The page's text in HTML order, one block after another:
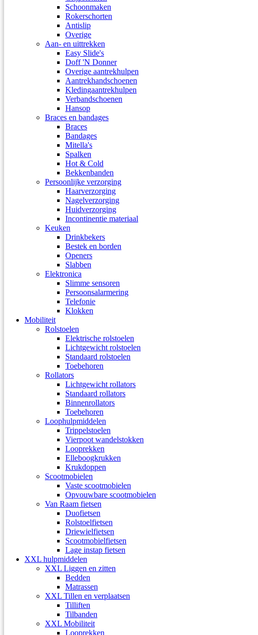
Schoonmaken
Rokerschorten
Antislip
Overige
Aan- en uittrekken
Easy Slide's
Doff 'N Donner
Overige aantrekhulpen
Aantrekhandschoenen
Kledingaantrekhulpen
Verbandschoenen
Hansop
Braces en bandages
Braces
Bandages
Mitella's
Spalken
Hot & Cold
Bekkenbanden
Persoonlijke verzorging
Haarverzorging
Nagelverzorging
Huidverzorging
Incontinentie materiaal
Keuken
Drinkbekers
Bestek en borden
Openers
Slabben
Elektronica
Slimme sensoren
Persoonsalarmering
Telefonie
Klokken
Mobiliteit
Rolstoelen
Elektrische rolstoelen
Lichtgewicht rolstoelen
Standaard rolstoelen
Toebehoren
Rollators
Lichtgewicht rollators
Standaard rollators
Binnenrollators
Toebehoren
Loophulpmiddelen
Trippelstoelen
Vierpoot wandelstokken
Looprekken
Elleboogkrukken
Krukdoppen
Scootmobielen
Vaste scootmobielen
Opvouwbare scootmobielen
Van Raam fietsen
Duofietsen
Rolstoelfietsen
Driewielfietsen
Scootmobielfietsen
Lage instap fietsen
XXL hulpmiddelen
XXL Liggen en zitten
Bedden
Matrassen
XXL Tillen en verplaatsen
Tilliften
Tilbanden
XXL Mobiliteit
Looprekken